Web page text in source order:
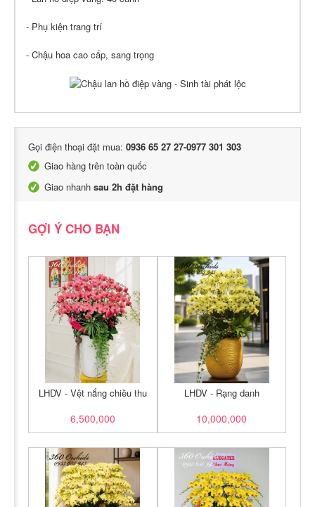
- Phụ kiện trang trí
- Chậu hoa cao cấp, sang trọng
Gọi điện thoại đặt mua: 0936 65 27 27-0977 301 303
Giao hàng trên toàn quốc
Giao nhanh sau 2h đặt hàng
GỢI Ý CHO BẠN
LHDV - Vệt nắng chiều thu
6,500,000
LHDV - Rạng danh
10,000,000